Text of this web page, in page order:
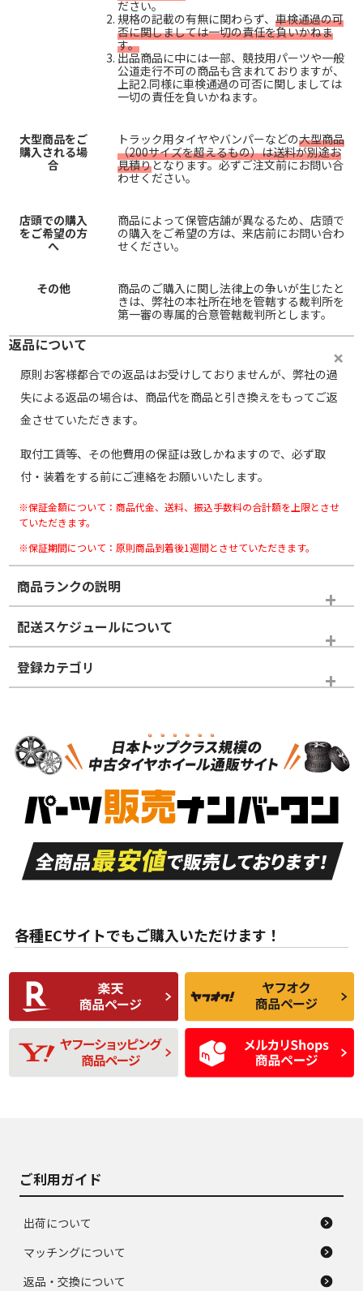
ださい。
規格の記載の有無に関わらず、 車検通過の可
否に関しましては一切の責任を負いかねま
す。
出品商品に中には一部、競技用パーツや一般
公道走行不可の商品も含まれておりますが、
上記2.同様に車検通過の可否に関しましては
一切の責任を負いかねます。
大型商品をご
購入される場
合
トラック用タイヤやバンパーなどの大型商品
（200サイズを超えるもの）は送料が別途お
見積りとなります。必ずご注文前にお問い合
わせください。
店頭での購入
をご希望の方
へ
商品によって保管店舗が異なるため、店頭で
の購入をご希望の方は、来店前にお問い合わ
せください。
その他
商品のご購入に関し法律上の争いが生じたと
きは、弊社の本社所在地を管轄する裁判所を
第一審の専属的合意管轄裁判所とします。
返品について
原則お客様都合での返品はお受けしておりませんが、弊社の過
失による返品の場合は、商品代を商品と引き換えをもってご返
金させていただきます。
取付工賃等、その他費用の保証は致しかねますので、必ず取
付・装着をする前にご連絡をお願いいたします。
※保証金額について：商品代金、送料、振込手数料の合計額を上限とさせ
ていただきます。
※保証期間について：原則商品到着後1週間とさせていただきます。
商品ランクの説明
※商品ランクは出品者の主観により判断しておりますので、あら
かじめご了承ください。
ホイールランク
S
品）
S
新車外し品（新古
付き
A
走行距離も少なく、
目立つ傷もほとんど
ない中古品
A
走行距離も少なく、
非常に状態の良い中
古品
な中古品
んどない中古品
C
比較的きれいな中古
品
C
られるが、使用に問
題のない中古品
D
使用感や目立つ傷が
あり、一般的な中古
品
D
残り溝も少なく、偏
磨耗がみられ、短期
間使用できるくらい
の中古品
配送スケジュールについて
登録カテゴリ
ホイールのみ
各種ECサイトでもご購入いただけます！
ご利用ガイド
出荷について
マッチングについて
返品・交換について